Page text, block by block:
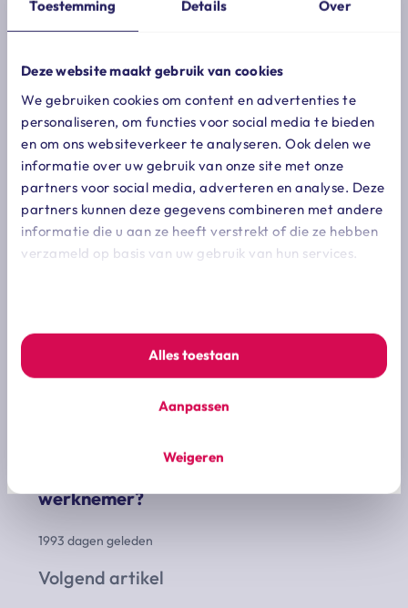
Toestemming Details Over
Deze website maakt gebruik van cookies
We gebruiken cookies om content en advertenties te
personaliseren, om functies voor social media te bieden
en om ons websiteverkeer te analyseren. Ook delen we
informatie over uw gebruik van onze site met onze
partners voor social media, adverteren en analyse. Deze
partners kunnen deze gegevens combineren met andere
informatie die u aan ze heeft verstrekt of die ze hebben
verzameld op basis van uw gebruik van hun services.
Alles toestaan
Aanpassen
Weigeren
onduidelijk zijn en te veel kennis van de
ander geluid over deze webmodule?
ook de tweede kamer is niet enthousiast over de
webmodule. zowel kamerleden uit de coalitie als
de oppositie hebben geen vertrouwen in de laatste
plannen van het kabinet om de wet dba te
vervangen. dat blijkt uit interviews met
de verkiezingen. ook opdrachtgevers reageren
Vorig artikel
vaccinatiebewijs verlangen van de
werknemer?
1993 dagen geleden
Volgend artikel